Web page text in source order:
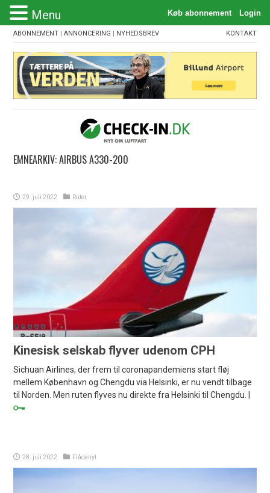
ABONNEMENT |ANNONCERING | NYHEDSBREV KONTAKT
EMNEARKIV:AIRBUS A330-200
29. juli 2022 Ruter
Kinesisk selskab flyver udenom CPH
Sichuan Airlines, der frem til coronapandemiens start fløj
mellem København og Chengdu via Helsinki, er nu vendt tilbage
til Norden. Men ruten flyves nu direkte fra Helsinki til Chengdu. |
28. juli 2022 Flådenyt
Menu